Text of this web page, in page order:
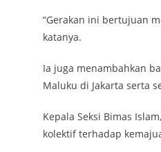
“Gerakan ini bertujuan
katanya.
Ia juga menambahkan
Maluku di Jakarta serta
Kepala Seksi Bimas
kolektif terhadap